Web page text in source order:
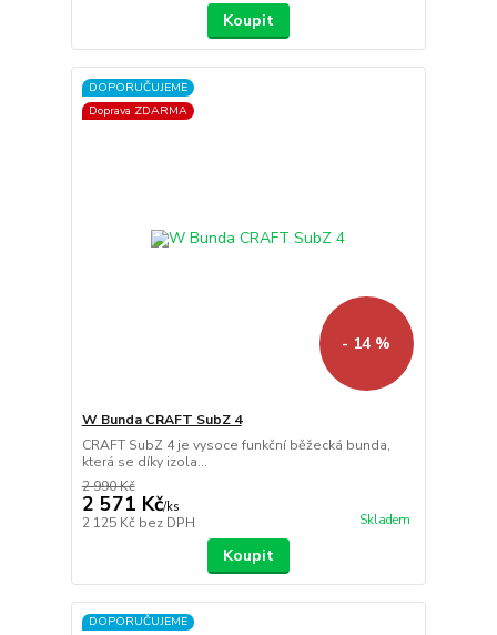
Koupit
DOPORUČUJEME
Doprava ZDARMA
- 14 %
W Bunda CRAFT SubZ 4
CRAFT SubZ 4 je vysoce funkční běžecká bunda,
která se díky izola...
2 990 Kč
2 571 Kč/ks
2 125 Kč bez DPH Skladem
Koupit
DOPORUČUJEME